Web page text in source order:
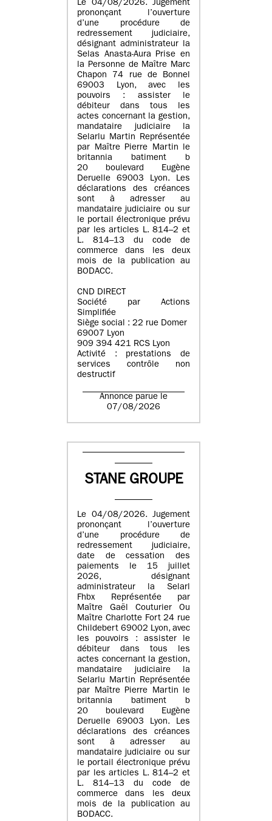
Le 04/08/2026. Jugement
prononçant l’ouverture
d’une procédure de
redressement judiciaire,
désignant administrateur la
Selas Anasta-Aura Prise en
la Personne de Maître Marc
Chapon 74 rue de Bonnel
69003 Lyon, avec les
pouvoirs : assister le
débiteur dans tous les
actes concernant la gestion,
mandataire judiciaire la
Selarlu Martin Représentée
par Maître Pierre Martin le
britannia batiment b
20 boulevard Eugène
Deruelle 69003 Lyon. Les
déclarations des créances
sont à adresser au
mandataire judiciaire ou sur
le portail électronique prévu
par les articles L. 814–2 et
L. 814–13 du code de
commerce dans les deux
mois de la publication au
BODACC.
CND DIRECT
Société par Actions
Simplifiée
Siège social : 22 rue Domer
69007 Lyon
909 394 421 RCS Lyon
Activité : prestations de
services contrôle non
destructif
Annonce parue le
07/08/2026
STANE GROUPE
Le 04/08/2026. Jugement
prononçant l’ouverture
d’une procédure de
redressement judiciaire,
date de cessation des
paiements le 15 juillet
2026, désignant
administrateur la Selarl
Fhbx Représentée par
Maître Gaël Couturier Ou
Maître Charlotte Fort 24 rue
Childebert 69002 Lyon, avec
les pouvoirs : assister le
débiteur dans tous les
actes concernant la gestion,
mandataire judiciaire la
Selarlu Martin Représentée
par Maître Pierre Martin le
britannia batiment b
20 boulevard Eugène
Deruelle 69003 Lyon. Les
déclarations des créances
sont à adresser au
mandataire judiciaire ou sur
le portail électronique prévu
par les articles L. 814–2 et
L. 814–13 du code de
commerce dans les deux
mois de la publication au
BODACC.